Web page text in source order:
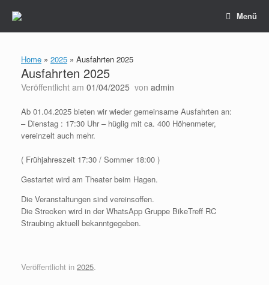
Inhalt
Menü
Home » 2025 » Ausfahrten 2025
Ausfahrten 2025
Veröffentlicht am 01/04/2025 von admin
Ab 01.04.2025 bieten wir wieder gemeinsame Ausfahrten an:
– Dienstag : 17:30 Uhr – hüglig mit ca. 400 Höhenmeter,
vereinzelt auch mehr.
( Frühjahreszeit 17:30 / Sommer 18:00 )
Gestartet wird am Theater beim Hagen.
Die Veranstaltungen sind vereinsoffen.
Die Strecken wird in der WhatsApp Gruppe BikeTreff RC
Straubing aktuell bekanntgegeben.
Veröffentlicht in 2025.